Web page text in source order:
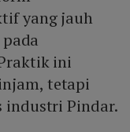
yang jauh
ini
tetapi
industri Pindar.